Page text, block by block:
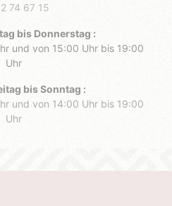
74 67 15
bis Donnerstag :
und von 15:00 Uhr bis 19:00
Uhr
bis Sonntag :
und von 14:00 Uhr bis 19:00
Uhr